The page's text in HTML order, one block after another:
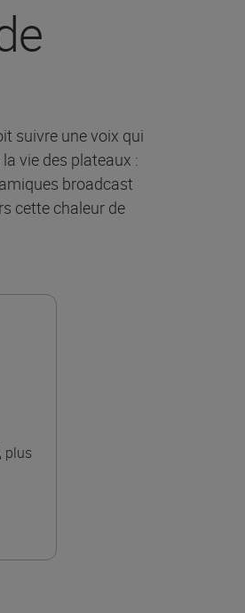
suivre une voix qui
vie des plateaux :
broadcast
cette chaleur de
plus